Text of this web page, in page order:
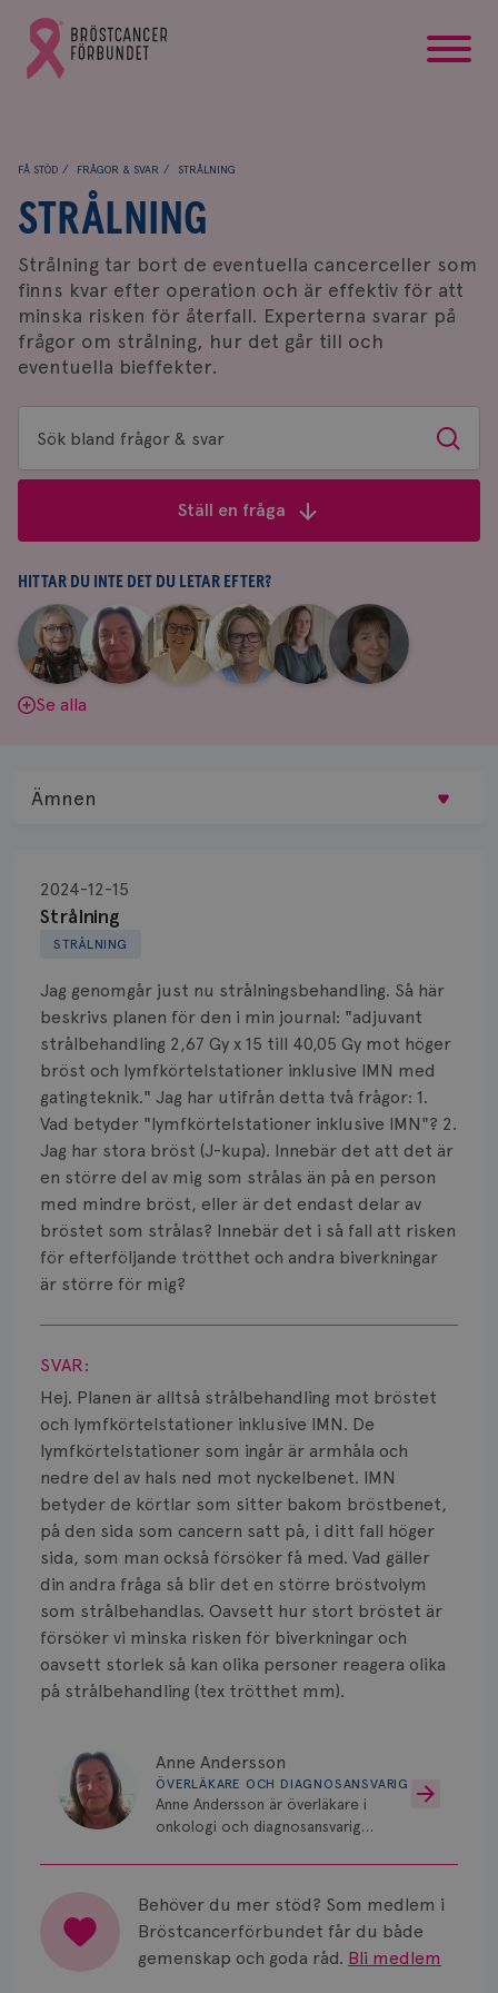
Gå
till
Bröstcancerförbundets
FÅ STÖD FRÅGOR & SVAR STRÅLNING
STRÅLNING
Strålning tar bort de eventuella cancerceller som
finns kvar efter operation och är effektiv för att
minska risken för återfall. Experterna svarar på
frågor om strålning, hur det går till och
eventuella bieffekter.
Sök
bland
&
svar
Sök
Ställ en fråga
HITTAR DU INTE DET DU LETAR EFTER?
Aina
Johnsson
|
Anne
Andersson
Fredrika
Killander
|
Jeanette
Bäcklund
|
Maria
Edegran
|
Yvette
Andersson
Se alla
STRÅLNING
Strålning
2024-12-15
Jag genomgår just nu strålningsbehandling. Så här
beskrivs planen för den i min journal: "adjuvant
strålbehandling 2,67 Gy x 15 till 40,05 Gy mot höger
bröst och lymfkörtelstationer inklusive IMN med
gatingteknik." Jag har utifrån detta två frågor: 1.
Vad betyder "lymfkörtelstationer inklusive IMN"? 2.
Jag har stora bröst (J-kupa). Innebär det att det är
en större del av mig som strålas än på en person
med mindre bröst, eller är det endast delar av
bröstet som strålas? Innebär det i så fall att risken
för efterföljande trötthet och andra biverkningar
är större för mig?
Visa svar
SVAR:
Hej. Planen är alltså strålbehandling mot bröstet
och lymfkörtelstationer inklusive IMN. De
lymfkörtelstationer som ingår är armhåla och
nedre del av hals ned mot nyckelbenet. IMN
betyder de körtlar som sitter bakom bröstbenet,
på den sida som cancern satt på, i ditt fall höger
sida, som man också försöker få med. Vad gäller
din andra fråga så blir det en större bröstvolym
som strålbehandlas. Oavsett hur stort bröstet är
försöker vi minska risken för biverkningar och
oavsett storlek så kan olika personer reagera olika
på strålbehandling (tex trötthet mm).
Anne Andersson
ÖVERLÄKARE OCH DIAGNOSANSVARIG
Anne Andersson är överläkare i
onkologi och diagnosansvarig
Universitetssjukhus i Umeå.
Behöver du mer stöd? Som medlem i
Bröstcancerförbundet får du både
gemenskap och goda råd. Bli medlem
Ämnen
Biopsi
Biverkningar
Bröstvårta
Knöl
Läkemedel
Typ av bröstcancer
Smärta
Prognos
Risker
Strålning
Vätska